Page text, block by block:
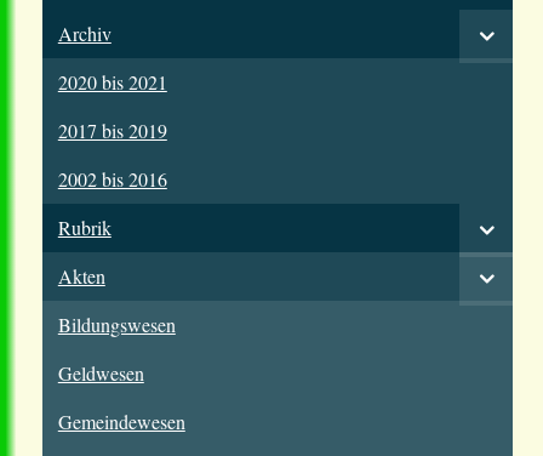
Archiv
2020 bis 2021
2017 bis 2019
2002 bis 2016
Rubrik
Akten
Bildungswesen
Geldwesen
Gemeindewesen